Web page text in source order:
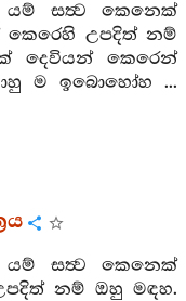
යම් සත්‍ව කෙනෙක්
උපදිත් නම්
දෙවියන් කෙරෙන්
ම ඉබොහෝහ ...
යම් සත්‍ව කෙනෙක්
නම් ඔහු මඳහ.